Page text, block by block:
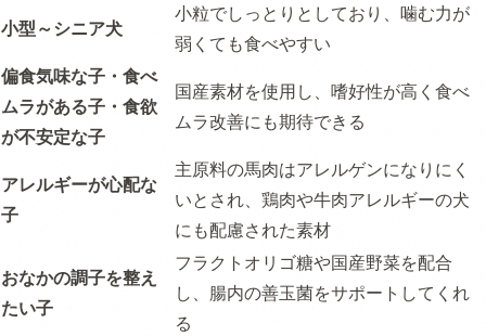
小型～シニア犬
小粒でしっとりとしており、噛む力が
弱くても食べやすい
偏食気味な子・食べ
ムラがある子・食欲
が不安定な子
国産素材を使用し、嗜好性が高く食べ
ムラ改善にも期待できる
アレルギーが心配な
子
主原料の馬肉はアレルゲンになりにく
いとされ、鶏肉や牛肉アレルギーの犬
にも配慮された素材
おなかの調子を整え
たい子
フラクトオリゴ糖や国産野菜を配合
し、腸内の善玉菌をサポートしてくれ
る